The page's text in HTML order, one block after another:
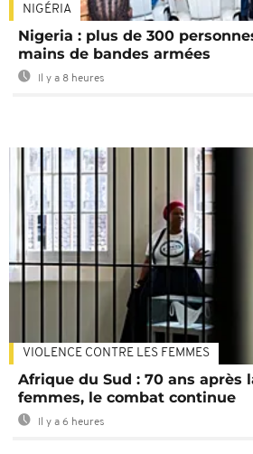
NIGÉRIA
Nigeria : plus de 300
mains de bandes armées
Il y a 8 heures
VIOLENCE CONTRE LES FEMMES
Afrique du Sud : 70 ans après
femmes, le combat continue
Il y a 6 heures